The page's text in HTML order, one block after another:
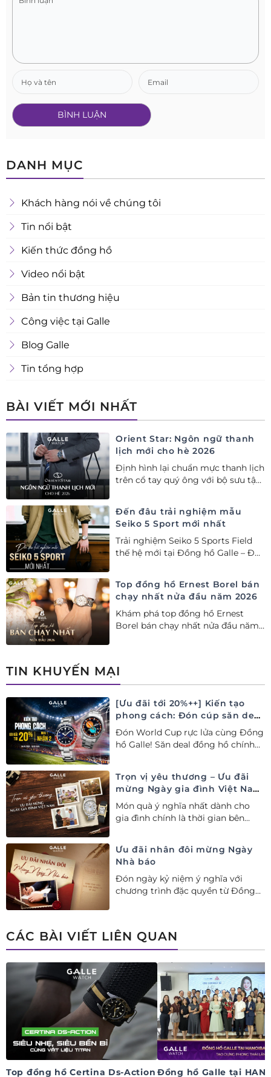
DANH MỤC
Khách hàng nói về chúng tôi
Tin nổi bật
Kiến thức đồng hồ
Video nổi bật
Bản tin thương hiệu
Công việc tại Galle
Blog Galle
Tin tổng hợp
BÀI VIẾT MỚI NHẤT
Orient Star: Ngôn ngữ thanh
lịch mới cho hè 2026
Định hình lại chuẩn mực thanh lịch
trên cổ tay quý ông với bộ sưu tập
Đến đâu trải nghiệm mẫu
Seiko 5 Sport mới nhất
Trải nghiệm Seiko 5 Sports Field
thế hệ mới tại Đồng hồ Galle – Đại
Top đồng hồ Ernest Borel bán
chạy nhất nửa đầu năm 2026
Khám phá top đồng hồ Ernest
Borel bán chạy nhất nửa đầu năm
TIN KHUYẾN MẠI
[Ưu đãi tới 20%++] Kiến tạo
phong cách: Đón cúp săn deal
– Siêu ưu đãi đồng hành cùng
World Cup
Đón World Cup rực lửa cùng Đồng
hồ Galle! Săn deal đồng hồ chính
Trọn vị yêu thương – Ưu đãi
mừng Ngày gia đình Việt Nam
28/06
Món quà ý nghĩa nhất dành cho
gia đình chính là thời gian bên
Gia đình Việt Nam.
Ưu đãi nhân đôi mừng Ngày
Nhà báo
Đón ngày kỷ niệm ý nghĩa với
chương trình đặc quyền từ Đồng
CÁC BÀI VIẾT LIÊN QUAN
Top đồng hồ Certina Ds-Action Đồng hồ Galle tại